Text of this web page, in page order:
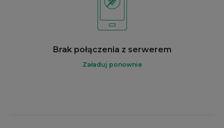
Brak połączenia z serwerem
Załaduj ponownie